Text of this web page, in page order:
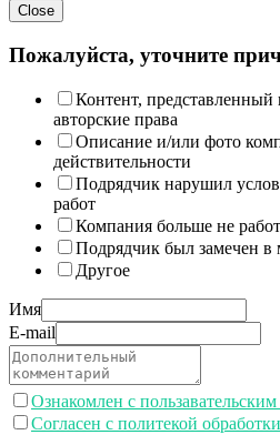
Close
Пожалуйста, уточните
Контент,
авторские права
Описание и/или фото
действительности
Подрядчик нарушил
работ
Компания больше не
Подрядчик был замечен в
Другое
Имя
E-mail
Ознакомлен с
Согласен с политекой